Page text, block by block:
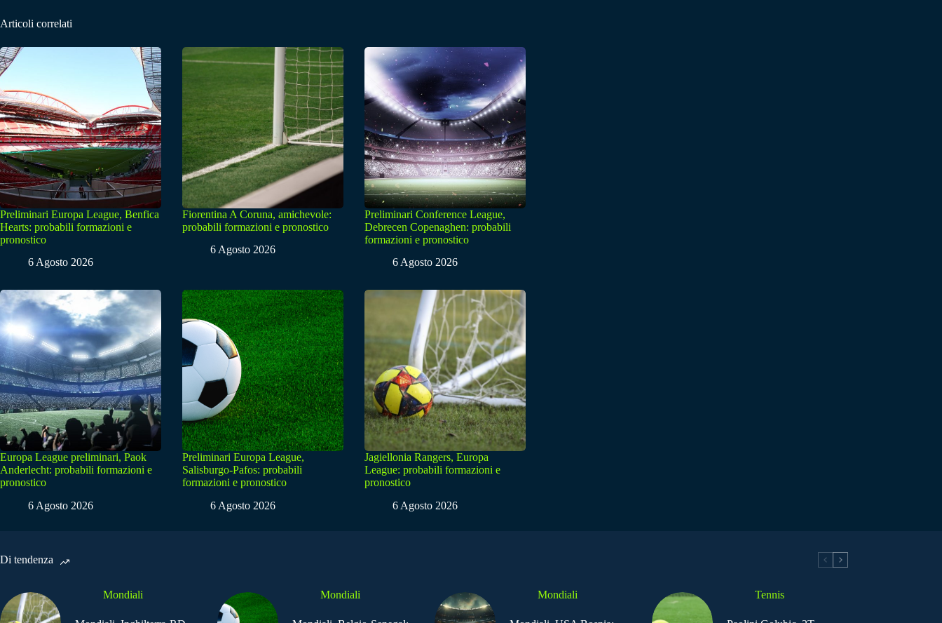
Articoli correlati
Preliminari Europa League, Benfica
Hearts: probabili formazioni e
pronostico
6 Agosto 2026
Fiorentina A Coruna, amichevole:
probabili formazioni e pronostico
6 Agosto 2026
Preliminari Conference League,
Debrecen Copenaghen: probabili
formazioni e pronostico
6 Agosto 2026
Europa League preliminari, Paok
Anderlecht: probabili formazioni e
pronostico
6 Agosto 2026
Preliminari Europa League,
Salisburgo-Pafos: probabili
formazioni e pronostico
6 Agosto 2026
Jagiellonia Rangers, Europa
League: probabili formazioni e
pronostico
6 Agosto 2026
Di tendenza
Mondiali Mondiali Mondiali Tennis